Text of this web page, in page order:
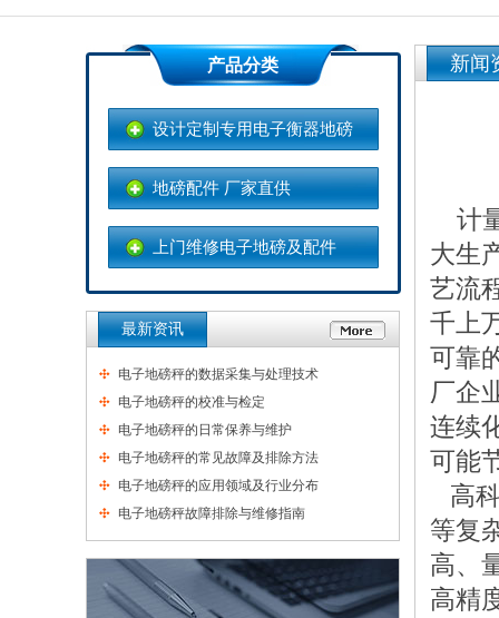
地磅称重操作规范及养护
产品分类
设计定制专用电子衡器地磅
地磅配件 厂家直供
上门维修电子地磅及配件
最新资讯
电子地磅秤的数据采集与处理技术
电子地磅秤的校准与检定
电子地磅秤的日常保养与维护
电子地磅秤的常见故障及排除方法
电子地磅秤的应用领域及行业分布
电子地磅秤故障排除与维修指南
新闻
计
大生
艺流
千上
可靠
厂企
连续
可能
高
等复
高、
高精